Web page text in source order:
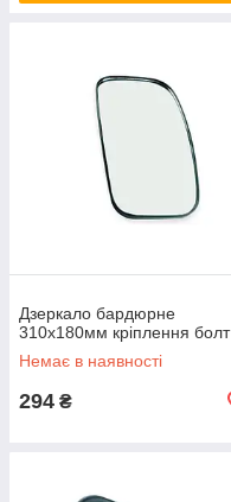
Дзеркало бардюрне
310x180мм кріплення болт
Немає в наявності
294 ₴